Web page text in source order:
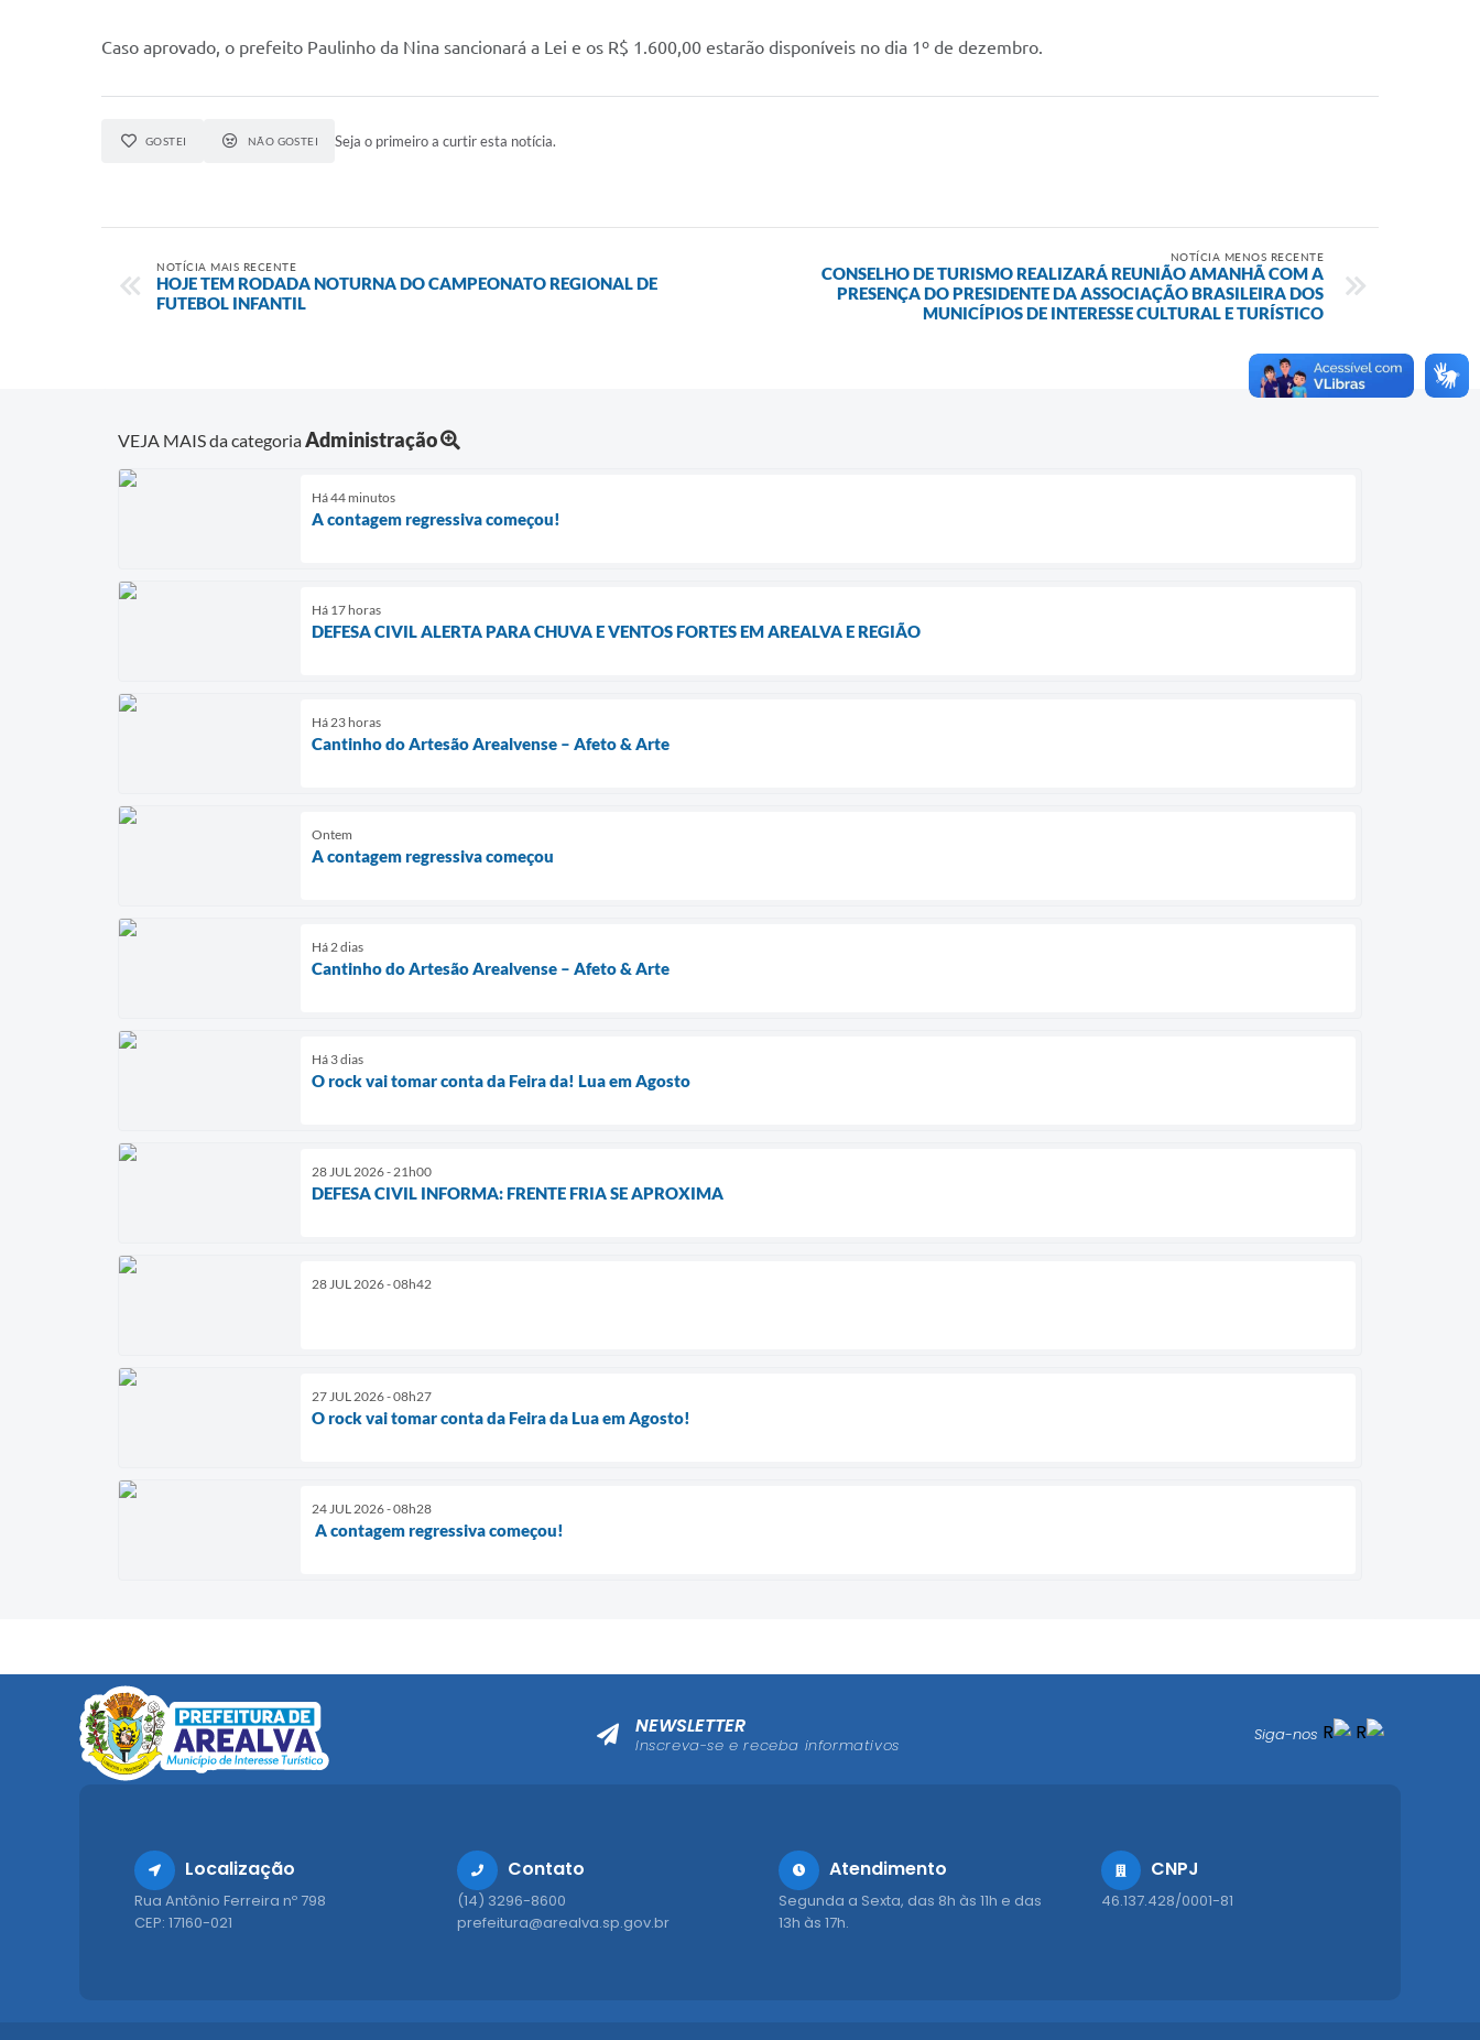
Caso aprovado, o prefeito Paulinho da Nina sancionará a Lei e os R$ 1.600,00 estarão disponíveis no dia 1º de dezembro.
GOSTEI NÃO GOSTEI Seja o primeiro a curtir esta notícia.
NOTÍCIA MAIS RECENTE
HOJE TEM RODADA NOTURNA DO CAMPEONATO REGIONAL DE
FUTEBOL INFANTIL
NOTÍCIA MENOS RECENTE
CONSELHO DE TURISMO REALIZARÁ REUNIÃO AMANHÃ COM A
PRESENÇA DO PRESIDENTE DA ASSOCIAÇÃO BRASILEIRA DOS
MUNICÍPIOS DE INTERESSE CULTURAL E TURÍSTICO
VEJA MAIS da categoriaAdministração
Há 44 minutos
A contagem regressiva começou!
Há 17 horas
DEFESA CIVIL ALERTA PARA CHUVA E VENTOS FORTES EM AREALVA E REGIÃO
Há 23 horas
Cantinho do Artesão Arealvense – Afeto & Arte
Ontem
A contagem regressiva começou
Há 2 dias
Cantinho do Artesão Arealvense – Afeto & Arte
Há 3 dias
O rock vai tomar conta da Feira da! Lua em Agosto
28 JUL 2026 - 21h00
DEFESA CIVIL INFORMA: FRENTE FRIA SE APROXIMA
28 JUL 2026 - 08h42
27 JUL 2026 - 08h27
O rock vai tomar conta da Feira da Lua em Agosto!
24 JUL 2026 - 08h28
A contagem regressiva começou!
Siga-nos
Localização
Rua Antônio Ferreira nº 798
CEP: 17160-021
Contato
(14) 3296-8600
prefeitura@arealva.sp.gov.br
Atendimento
Segunda a Sexta, das 8h às 11h e das
13h às 17h.
CNPJ
46.137.428/0001-81
NEWSLETTER
Inscreva-se e receba informativos